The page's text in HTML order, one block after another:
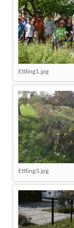
Ettling1.jpg
Ettling3.jpg